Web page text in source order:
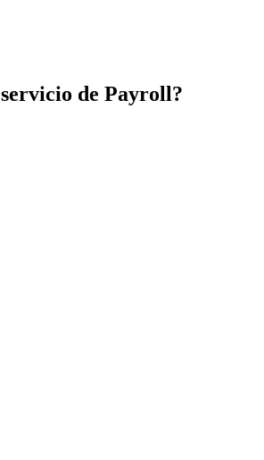
servicio de Payroll?